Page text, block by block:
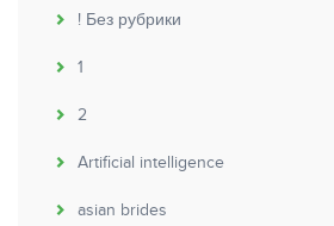
! Без рубрики
1
2
Artificial intelligence
asian brides